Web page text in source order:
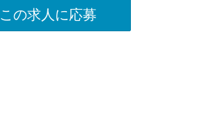
この求人に応募